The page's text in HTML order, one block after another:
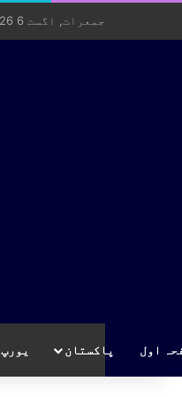
جمعرات, اگست 6 2026
اول پاکستان یورپ